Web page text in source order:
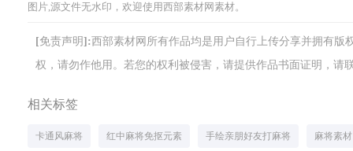
图片,源文件无水印，欢迎使用西部素材网素材。
[免责声明]:西部素材网所有作品均是用户自行上传分享并拥有
权，请勿作他用。若您的权利被侵害，请提供作品书面证明，请
相关标签
卡通风麻将 红中麻将免抠元素 手绘亲朋好友打麻将 麻将素材